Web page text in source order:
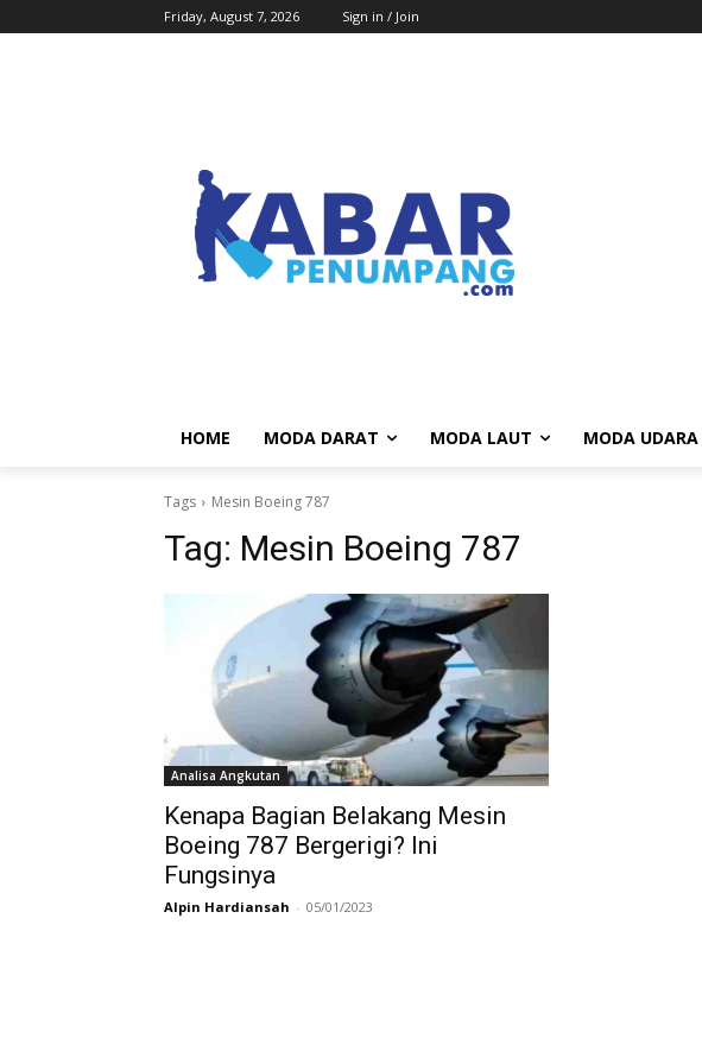
Friday, August 7, 2026 Sign in / Join
HOME MODA DARAT MODA LAUT MODA UDARA
Tags Mesin Boeing 787
Tag: Mesin Boeing 787
Analisa Angkutan
Kenapa Bagian Belakang Mesin
Boeing 787 Bergerigi? Ini
Fungsinya
Alpin Hardiansah - 05/01/2023